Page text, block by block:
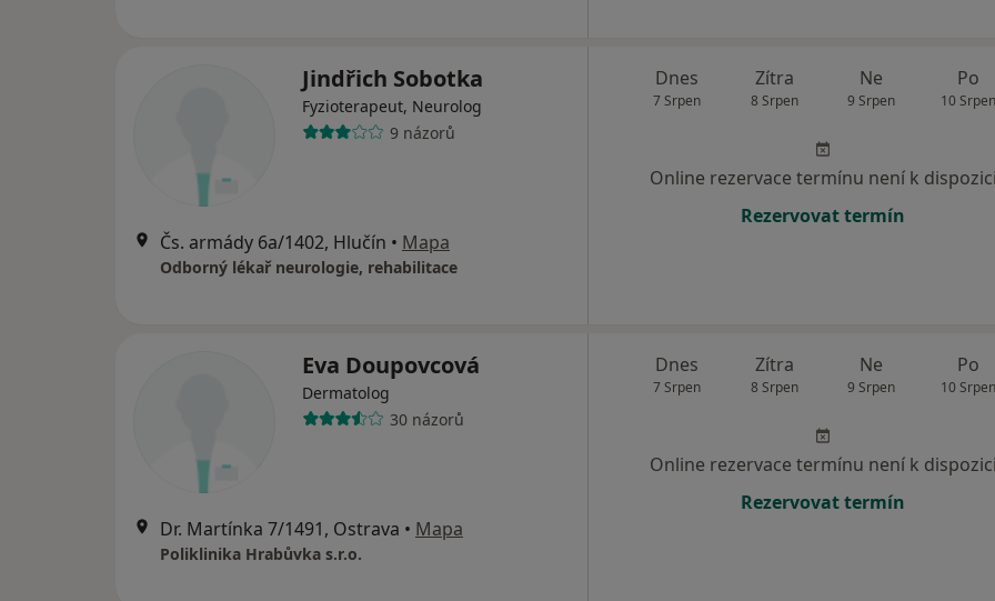
Jindřich Sobotka
Fyzioterapeut, Neurolog
9 názorů
Čs. armády 6a/1402, Hlučín • Mapa
Odborný lékař neurologie, rehabilitace
Dnes
7 Srpen
Zítra
8 Srpen
Ne
9 Srpen
Po
10 Srpen
Online rezervace termínu není k dispozici
Rezervovat termín
Eva Doupovcová
Dermatolog
30 názorů
Dr. Martínka 7/1491, Ostrava • Mapa
Poliklinika Hrabůvka s.r.o.
Dnes
7 Srpen
Zítra
8 Srpen
Ne
9 Srpen
Po
10 Srpen
Online rezervace termínu není k dispozici
Rezervovat termín